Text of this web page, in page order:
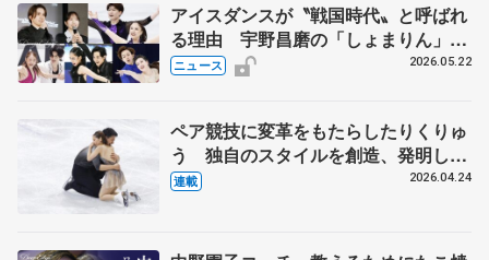
アイスダンスが〝戦国時代〟と呼ばれ
る理由 宇野昌磨の「しょまりん」ら
実力者が相次いで参戦 国内の競争激
ニュース 2026.05.22
ペア競技に変革をもたらしたりくりゅ
う 独自のスタイルを創造、発明した
【引退発表後②】
連載 2026.04.24